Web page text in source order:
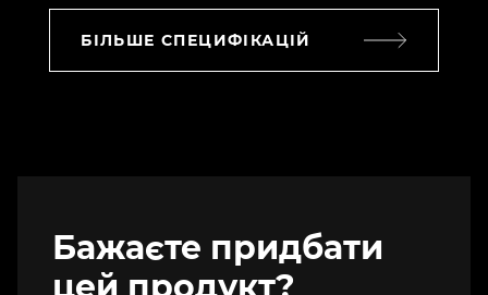
БІЛЬШЕ СПЕЦИФІКАЦІЙ
Бажаєте придбати